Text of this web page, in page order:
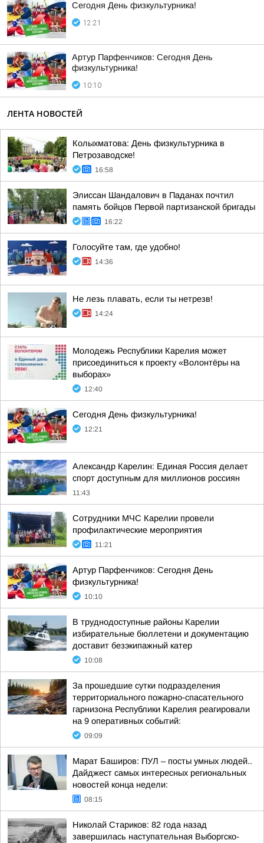
Сегодня День физкультурника!
12:21
Артур Парфенчиков: Сегодня День
физкультурника!
10:10
ЛЕНТА НОВОСТЕЙ
Колыхматова: День физкультурника в
Петрозаводске!
16:58
Элиссан Шандалович в Паданах почтил
память бойцов Первой партизанской бригады
16:22
Голосуйте там, где удобно!
14:36
Не лезь плавать, если ты нетрезв!
14:24
Молодежь Республики Карелия может
присоединиться к проекту «Волонтёры на
выборах»
12:40
Сегодня День физкультурника!
12:21
Александр Карелин: Единая Россия делает
спорт доступным для миллионов россиян
11:43
Сотрудники МЧС Карелии провели
профилактические мероприятия
11:21
Артур Парфенчиков: Сегодня День
физкультурника!
10:10
В труднодоступные районы Карелии
избирательные бюллетени и документацию
доставит безэкипажный катер
10:08
За прошедшие сутки подразделения
территориального пожарно-спасательного
гарнизона Республики Карелия реагировали
на 9 оперативных событий:
09:09
Марат Баширов: ПУЛ – посты умных людей..
Дайджест самых интересных региональных
новостей конца недели:
08:15
Николай Стариков: 82 года назад
завершилась наступательная Выборгско-